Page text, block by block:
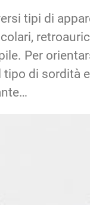
tipi di
Per
tipo di sordità